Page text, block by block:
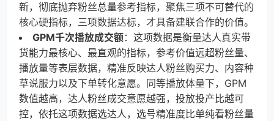
新，彻底抛弃粉丝总量参考指标，聚焦三项不可替代的
核心硬指标，三项数据达标，才具备建联合作的价值。
GPM千次播放成交额：这项数据是衡量达人真实带
货能力最核心、最直观的指标，参考价值远超粉丝量、
播放量等表层数据，精准反映达人粉丝购买力、内容种
草说服力以及下单转化意愿。同等播放体量下，GPM
数值越高，达人粉丝成交意愿越强，投放投产比越可
控，依托这项数据选达人，选号精准度比单纯看粉丝量